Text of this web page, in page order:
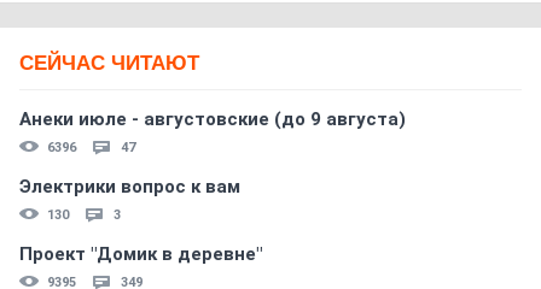
СЕЙЧАС ЧИТАЮТ
Анеки июле - августовские (до 9 августа)
6396 47
Электрики вопрос к вам
130 3
Проект "Домик в деревне"
9395 349